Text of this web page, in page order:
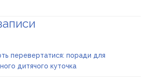
перевертатися: поради для
дитячого куточка